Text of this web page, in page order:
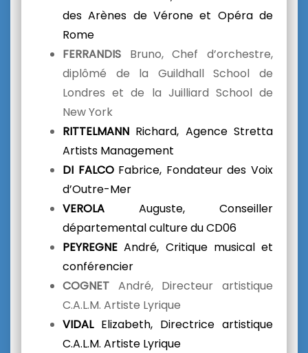
des Arènes de Vérone et Opéra de
Rome
FERRANDIS Bruno, Chef d’orchestre,
diplômé de la Guildhall School de
Londres et de la Juilliard School de
New York
RITTELMANN Richard, Agence Stretta
Artists Management
DI FALCOFabrice, Fondateur des Voix
d’Outre-Mer
VEROLA Auguste, Conseiller
départemental culture du CD06
PEYREGNE André, Critique musical et
conférencier
COGNET André, Directeur artistique
C.A.L.M. Artiste Lyrique
VIDALElizabeth, Directrice artistique
C.A.L.M. Artiste Lyrique